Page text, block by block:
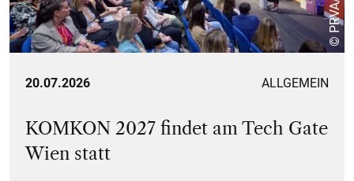
20.07.2026 ALLGEMEIN
KOMKON 2027 findet am Tech Gate
Wien statt